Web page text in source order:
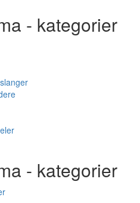
- kategorier
- kategorier